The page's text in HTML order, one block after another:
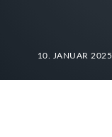
10. JANUAR 2025